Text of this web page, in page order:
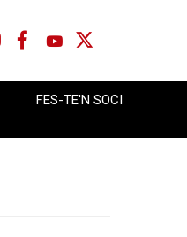
FES-TE'N SOCI